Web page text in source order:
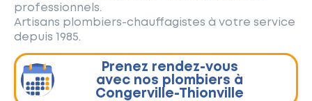
professionnels.
Artisans plombiers-chauffagistes à votre service
depuis 1985.
Prenez rendez-vous
avec nos plombiers à
Congerville-Thionville